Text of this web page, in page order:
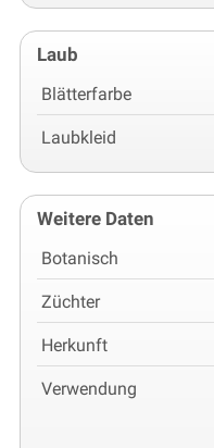
Laub
Blätterfarbe
Laubkleid
Weitere Daten
Botanisch
Züchter
Herkunft
Verwendung